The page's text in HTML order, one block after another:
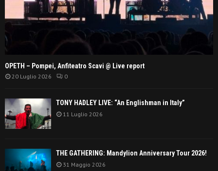
OPETH – Pompei, Anfiteatro Scavi @ Live report
20 Luglio 2026 0
TONY HADLEY LIVE: “An Englishman in Italy”
11 Luglio 2026
THE GATHERING: Mandylion Anniversary Tour 2026!
31 Maggio 2026